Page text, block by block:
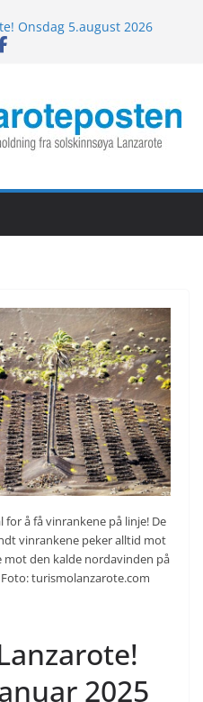
Onsdag 5.august 2026
Mandag 10.august 2026
Torsdag 6.august 2026
å få vinrankene på linje! De
vinrankene peker alltid mot
den kalde nordavinden på
turismolanzarote.com
2025